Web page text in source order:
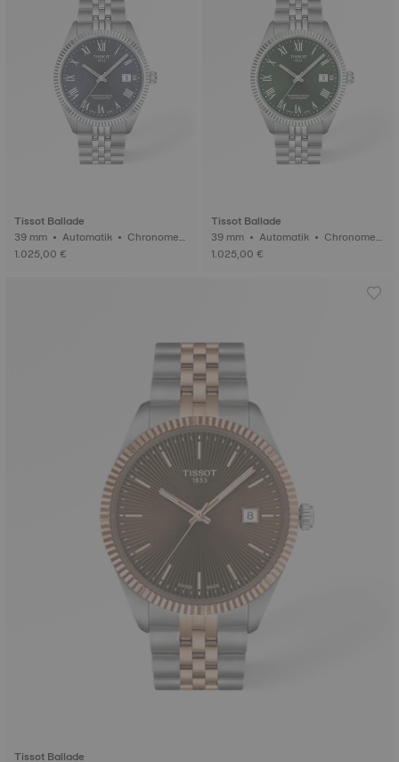
Tissot Ballade
39 mm • Automatik • Chronomet
er (COSC)
1.025,00 €
Tissot Ballade
39 mm • Automatik • Chronomet
er (COSC)
1.025,00 €
Tissot Ballade